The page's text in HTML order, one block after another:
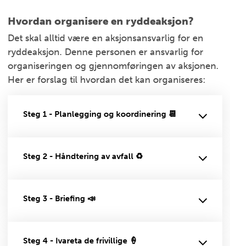
Hvordan organisere en ryddeaksjon?
Det skal alltid være en aksjonsansvarlig for en
ryddeaksjon. Denne personen er ansvarlig for
organiseringen og gjennomføringen av aksjonen.
Her er forslag til hvordan det kan organiseres:
Steg 1 - Planlegging og koordinering 📆
Steg 2 - Håndtering av avfall ♻️
Steg 3 - Briefing 📣
Steg 4 - Ivareta de frivillige 🍦